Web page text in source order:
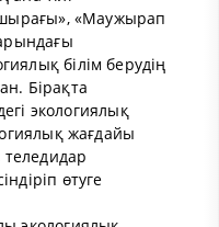
«Маужырап
білім берудің
Бірақта
экологиялық
жағдайы
өтуге